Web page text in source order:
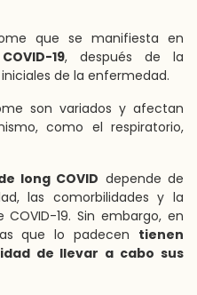
que se manifiesta en
COVID-19,después de la
de la enfermedad.
son variados y afectan
como el respiratorio,
long COVID depende de
las comorbilidades y la
19. Sin embargo, en
que lo padecen tienen
de llevar a cabo sus